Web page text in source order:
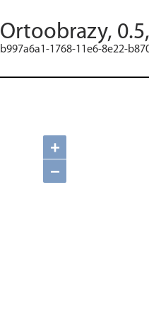
Ortoobrazy,
b997a6a1-1768-11e6-8e22-
+
−